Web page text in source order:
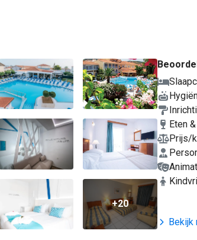
+20
Eten
Prijs/
Bekijk